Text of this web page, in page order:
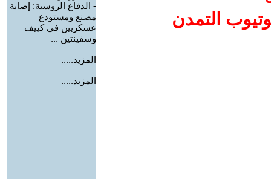
التمدن
- الدفاع الروسية: إصابة
مصنع ومستودع
عسكريين في كييف
وسفينتين ...
المزيد.....
المزيد.....